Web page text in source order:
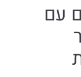
עם